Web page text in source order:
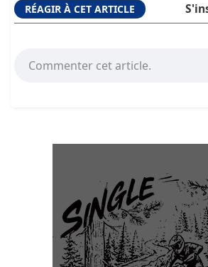
RÉAGIR À CET ARTICLE
Commenter cet article.